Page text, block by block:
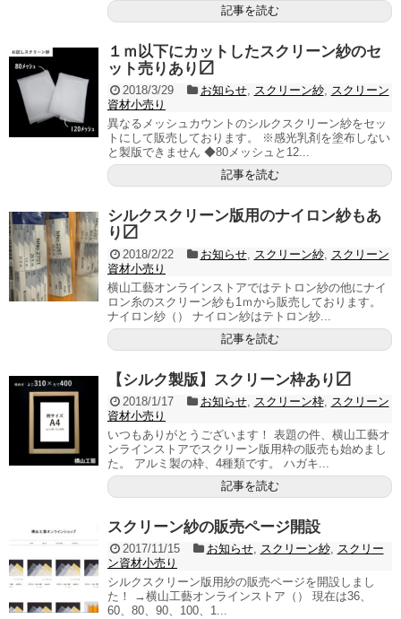
記事を読む
１ｍ以下にカットしたスクリーン紗のセ
ット売りあり〼
2018/3/29 お知らせ, スクリーン紗, スクリーン
資材小売り
異なるメッシュカウントのシルクスクリーン紗をセッ
トにして販売しております。 ※感光乳剤を塗布しない
と製版できません ◆80メッシュと12...
記事を読む
シルクスクリーン版用のナイロン紗もあ
り〼
2018/2/22 お知らせ, スクリーン紗, スクリーン
資材小売り
横山工藝オンラインストアではテトロン紗の他にナイ
ロン糸のスクリーン紗も1ｍから販売しております。
ナイロン紗（） ナイロン紗はテトロン紗...
記事を読む
【シルク製版】スクリーン枠あり〼
2018/1/17 お知らせ, スクリーン枠, スクリーン
資材小売り
いつもありがとうございます！ 表題の件、横山工藝オ
ンラインストアでスクリーン版用枠の販売も始めまし
た。 アルミ製の枠、4種類です。 ハガキ...
記事を読む
スクリーン紗の販売ページ開設
2017/11/15 お知らせ, スクリーン紗, スクリー
ン資材小売り
シルクスクリーン版用紗の販売ページを開設しまし
た！ →横山工藝オンラインストア（） 現在は36、
60、80、90、100、1...